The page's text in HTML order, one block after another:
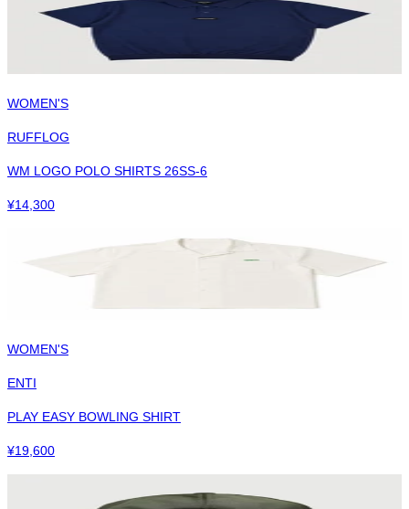
WOMEN'S
RUFFLOG
WM LOGO POLO SHIRTS 26SS-6
¥14,300
WOMEN'S
ENTI
PLAY EASY BOWLING SHIRT
¥19,600